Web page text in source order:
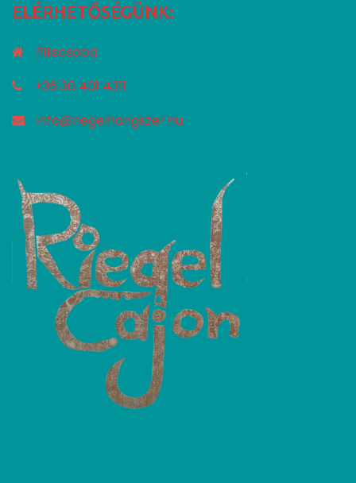
ELÉRHETŐSÉGÜNK:
Piliscsaba
+36 30 401 4311
info@riegelhangszer.hu